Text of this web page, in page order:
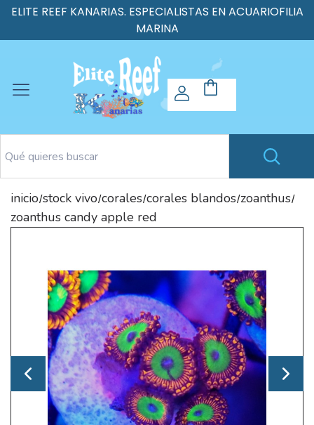
ELITE REEF KANARIAS. ESPECIALISTAS EN ACUARIOFILIA
MARINA
inicio/stock vivo/corales/corales blandos/zoanthus/
zoanthus candy apple red